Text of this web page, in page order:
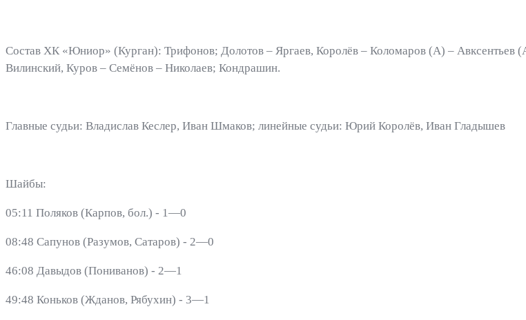
Состав ХК «Юниор» (Курган): Трифонов; Долотов – Яргаев, Королёв – Коломаров (А) –
Вилинский, Куров – Семёнов – Николаев; Кондрашин.
Главные судьи: Владислав Кеслер, Иван Шмаков; линейные судьи: Юрий Королёв, Иван Гладышев
Шайбы:
05:11 Поляков (Карпов, бол.) - 1—0
08:48 Сапунов (Разумов, Сатаров) - 2—0
46:08 Давыдов (Пониванов) - 2—1
49:48 Коньков (Жданов, Рябухин) - 3—1